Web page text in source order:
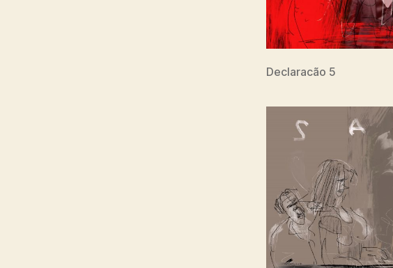
Declaracão 5